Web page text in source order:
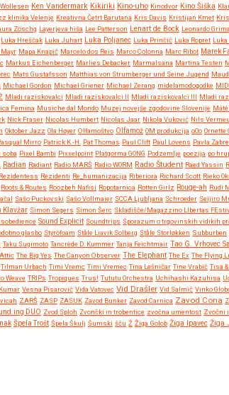
Ken Vandermark Kikiriki Kino-uho Kinodvor Kino Šiška
klinika Velenje Kreativna Četrt Barutana Kris Davis Kristijan Kmet
Zöschg Layerjeva hiša Lee Patterson Lenart de Bock Leonardo
Luka Hreščak Luka Juhart Luka Poljanec Luka Prinčič Luka Ropret
Mapa Knapič Marcelo dos Reis Marco Colonna Marc Ribot Marek
Markus Eichenberger Marlies Debacker Marmalsana Martina Testen
Mats Gustafsson Matthias von Strumberger und Seine Jugend
Michael Gordon Michael Griener Michael Zerang midelamodogodke
Mladi raziskovalci Mladi raziskovalci II Mladi raziskovalci III Mladi
Femina Musiche dal Mondo Muzej novejše zgodovine Slovenije
Nick Fraser Nicolas Humbert Nicolas Jaar Nikola Vuković Nils
Oktober Jazz Ola Høyer Olfamoštvo Olfamož OM produkcija oOo Ornette
Mirro Patrick K.-H. Pat Thomas Paul Clift Paul Lovens Pavla
soba Pixel Bambi Pixxelpoint Platgorma GONG Podzemlje poezija po
Radian Radiant Radio MARŠ Radio WORM Radio Študent Raed Yassin
Rezidentess Rezidenti Re_humanizacija Riberiora Richard Scott Rieko
Roots & Routes Roozbeh Nafisi Ropotarnica Rotten Girlz Rouge-ah Rudi
Sašo Puckovski Sašo Vollmaier SCCA Ljubljana Schroeder Seijiro
Klavžar Simon Segers Simon Šerc Skladišče/Magazzino LIbertas
Sound Explicit Soundtrips Sporazum o trgovinskih vidikih
glasbo Styröfoam Ståle Liavik Solberg Ståle Storløkken Subburben
Taku Sugimoto Tancrède D. Kummer Tanja Feichtmair Tao G. Vrhovec
The Big Yes The Canyon Observer The Elephant The Ex The Flying
Tilman Urbach Timi Vremc Timi Vremec Tina Lešničar Tine Vrabič Tisa
Weave TRIPs Tropiques Trus! Tututu Orchestra Uchihashi Kazuhisa
Vesna Pisarovič Vida Vatovec Vid Drašler Vid Salmič Vinko
ZARŠ ZASP ZASUK Zavod Bunker Zavod Carnica Zavod Cona
DUO Zvod Sploh Zvončki in trobentice zvočna umentost Zvočni
Špela Trošt Špela Škulj Šumski šču Ž Žiga Golob Žiga Ipavec Žiga